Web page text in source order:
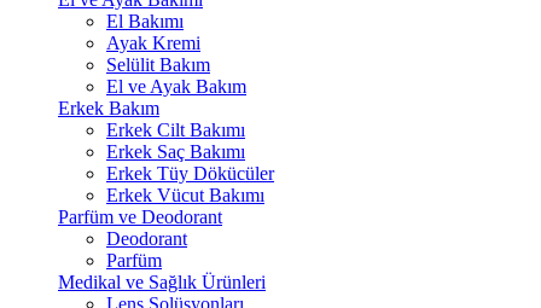
El Bakımı
Ayak Kremi
Selülit Bakım
El ve Ayak Bakım
Erkek Bakım
Erkek Cilt Bakımı
Erkek Saç Bakımı
Erkek Tüy Dökücüler
Erkek Vücut Bakımı
Parfüm ve Deodorant
Deodorant
Parfüm
Medikal ve Sağlık Ürünleri
Lens Solüsyonları